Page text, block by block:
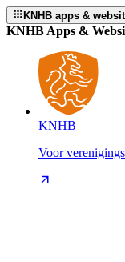
KNHB apps &
KNHB Apps &
KNHB
Voor